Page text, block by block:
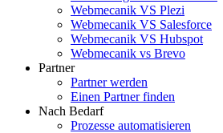
Webmecanik VS Plezi
Webmecanik VS Salesforce
Webmecanik VS Hubspot
Webmecanik vs Brevo
Partner
Partner werden
Einen Partner finden
Nach Bedarf
Prozesse automatisieren